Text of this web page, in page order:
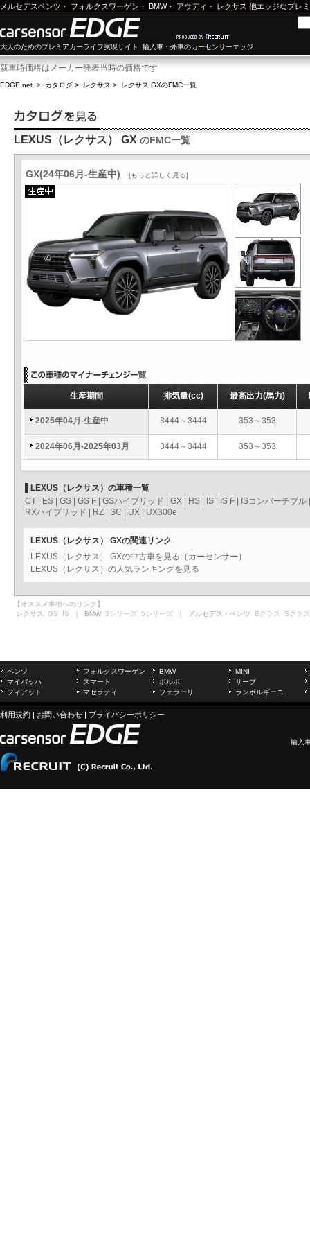
メルセデスベンツ ・ フォルクスワーゲン ・ BMW・ アウディ ・ レクサス 他エッジなプレ
大人のためのプレミアカーライフ実現サイト 輸入車・外車のカーセンサーエッジ
新車時価格はメーカー発表当時の価格です
EDGE.net > カタログ > レクサス > レクサス GXのFMC一覧
LEXUS（レクサス） GX のFMC一覧
GX(24年06月-生産中) [もっと詳しく見る]
生産期間 排気量(cc) 最高出力(馬力)
2025年04月-生産中 3444～3444 353～353
2024年06月-2025年03月 3444～3444 353～353
LEXUS（レクサス）の車種一覧
CT
ES GS GS F GSハイブリッド GX HS IS IS F ISコンバーチブル
RXハイブリッド
RZ SC UX UX300e
LEXUS（レクサス） GXの関連リンク
LEXUS（レクサス） GXの中古車を見る（カーセンサー）
LEXUS（レクサス）の人気ランキングを見る
【オススメ車種へのリンク】
レクサス GS IS ｜ BMW 3シリーズ 5シリーズ ｜ メルセデス・ベンツ Eクラス Sクラス
ベンツ フォルクスワーゲン BMW
MINI
マイバッハ
スマート ボルボ
サーブ
フィアット
マセラティ フェラーリ ランボルギーニ
利用規約 | お問い合わせ | プライバシーポリシー
輸入